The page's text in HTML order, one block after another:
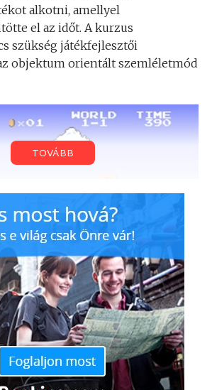
alkotni, amellyel
el az időt. A kurzus
szükség játékfejlesztői
objektum orientált szemléletmód
BSC képzés jelenlegi és
az a Facebook csoport,
, az Epam fejlesztője feldobott
TOVÁBB